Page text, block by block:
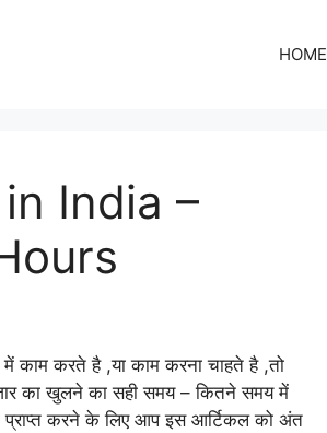
HOME
India –
काम करते है ,या काम करना चाहते है ,तो
का खुलने का सही समय – कितने समय में
प्राप्त करने के लिए आप इस आर्टिकल को अंत